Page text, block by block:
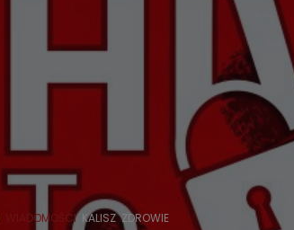
WIADOMOŚCI KALISZ ZDROWIE